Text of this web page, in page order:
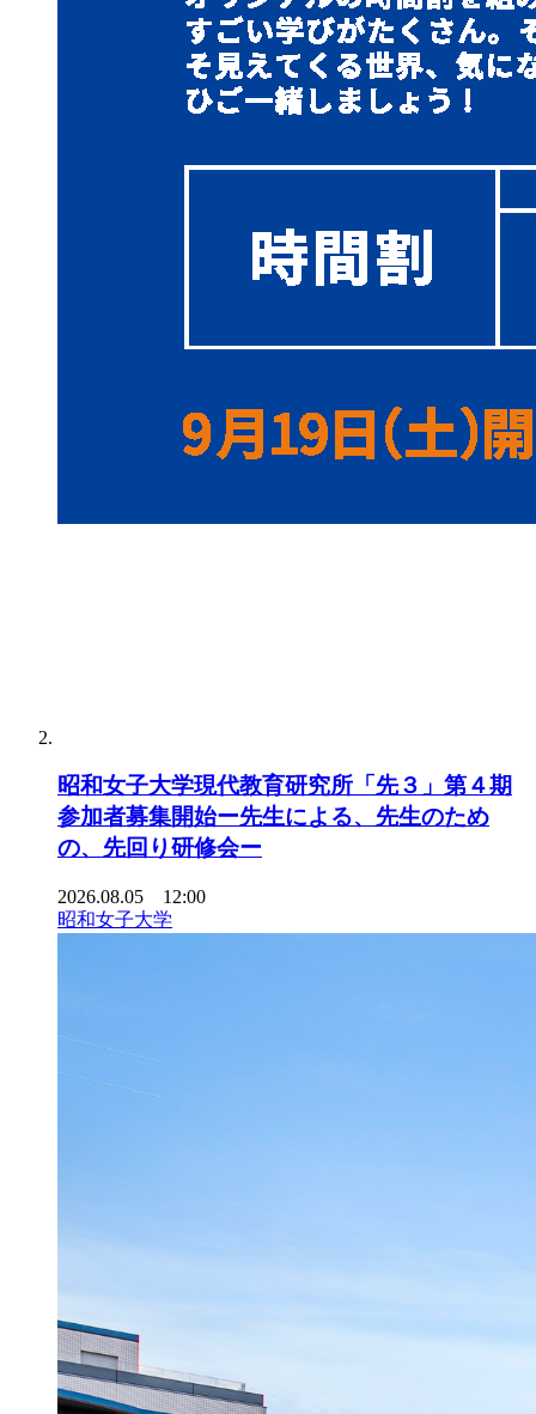
昭和女子大学現代教育研究所「先３」第４期
参加者募集開始ー先生による、先生のため
の、先回り研修会ー
2026.08.05 12:00
昭和女子大学